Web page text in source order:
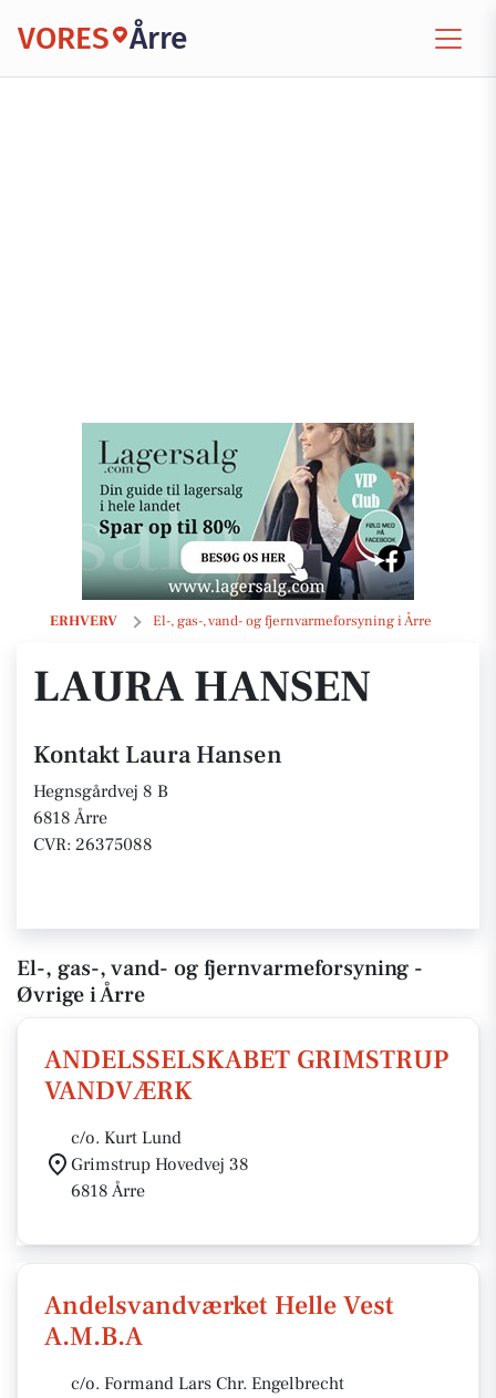
VORES Årre
ERHVERV El-, gas-, vand- og fjernvarmeforsyning i Årre
Laura Hansen
LAURA HANSEN
Kontakt Laura Hansen
Hegnsgårdvej 8 B
6818 Årre
CVR: 26375088
El-, gas-, vand- og fjernvarmeforsyning -
Øvrige i Årre
ANDELSSELSKABET GRIMSTRUP
VANDVÆRK
c/o. Kurt Lund
Grimstrup Hovedvej 38
6818 Årre
Andelsvandværket Helle Vest
A.M.B.A
c/o. Formand Lars Chr. Engelbrecht